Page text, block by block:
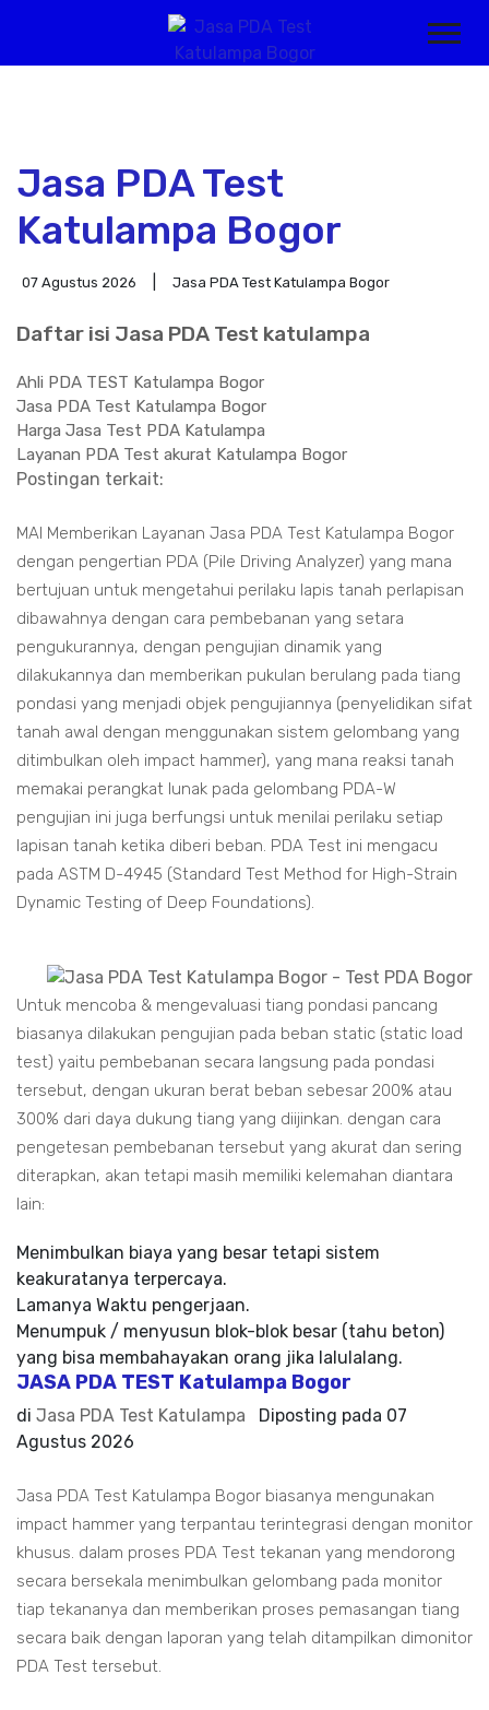
Jasa PDA Test
Katulampa Bogor
07 Agustus 2026 Jasa PDA Test Katulampa Bogor
Daftar isi Jasa PDA Test katulampa
Ahli PDA TEST Katulampa Bogor
Jasa PDA Test Katulampa Bogor
Harga Jasa Test PDA Katulampa
Layanan PDA Test akurat Katulampa Bogor
Postingan terkait:
MAI Memberikan Layanan Jasa PDA Test Katulampa Bogor
dengan pengertian PDA (Pile Driving Analyzer) yang mana
bertujuan untuk mengetahui perilaku lapis tanah perlapisan
dibawahnya dengan cara pembebanan yang setara
pengukurannya, dengan pengujian dinamik yang
dilakukannya dan memberikan pukulan berulang pada tiang
pondasi yang menjadi objek pengujiannya (penyelidikan sifat
tanah awal dengan menggunakan sistem gelombang yang
ditimbulkan oleh impact hammer), yang mana reaksi tanah
memakai perangkat lunak pada gelombang PDA-W
pengujian ini juga berfungsi untuk menilai perilaku setiap
lapisan tanah ketika diberi beban. PDA Test ini mengacu
pada ASTM D-4945 (Standard Test Method for High-Strain
Dynamic Testing of Deep Foundations).
Untuk mencoba & mengevaluasi tiang pondasi pancang
biasanya dilakukan pengujian pada beban static (static load
test) yaitu pembebanan secara langsung pada pondasi
tersebut, dengan ukuran berat beban sebesar 200% atau
300% dari daya dukung tiang yang diijinkan. dengan cara
pengetesan pembebanan tersebut yang akurat dan sering
diterapkan, akan tetapi masih memiliki kelemahan diantara
lain:
Menimbulkan biaya yang besar tetapi sistem
keakuratanya terpercaya.
Lamanya Waktu pengerjaan.
Menumpuk / menyusun blok-blok besar (tahu beton)
yang bisa membahayakan orang jika lalulalang.
JASA PDA TEST Katulampa Bogor
di Jasa PDA Test Katulampa Diposting pada 07
Agustus 2026
Jasa PDA Test Katulampa Bogor biasanya mengunakan
impact hammer yang terpantau terintegrasi dengan monitor
khusus. dalam proses PDA Test tekanan yang mendorong
secara bersekala menimbulkan gelombang pada monitor
tiap tekananya dan memberikan proses pemasangan tiang
secara baik dengan laporan yang telah ditampilkan dimonitor
PDA Test tersebut.